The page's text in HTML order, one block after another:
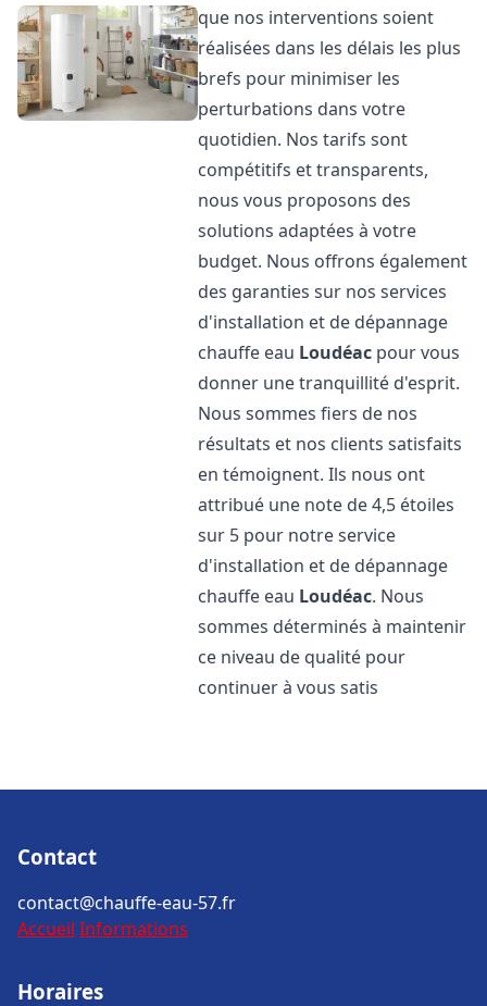
que nos interventions soient
réalisées dans les délais les plus
brefs pour minimiser les
perturbations dans votre
quotidien. Nos tarifs sont
compétitifs et transparents,
nous vous proposons des
solutions adaptées à votre
budget. Nous offrons également
des garanties sur nos services
d'installation et de dépannage
chauffe eau Loudéac pour vous
donner une tranquillité d'esprit.
Nous sommes fiers de nos
résultats et nos clients satisfaits
en témoignent. Ils nous ont
attribué une note de 4,5 étoiles
sur 5 pour notre service
d'installation et de dépannage
chauffe eau Loudéac. Nous
sommes déterminés à maintenir
ce niveau de qualité pour
continuer à vous satis
Contact
contact@chauffe-eau-57.fr
Accueil Informations
Horaires